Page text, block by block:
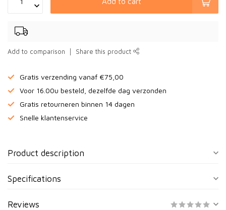
Add to comparison Share this product
Gratis verzending vanaf €75,00
Voor 16.00u besteld, dezelfde dag verzonden
Gratis retourneren binnen 14 dagen
Snelle klantenservice
Product description
Specifications
Reviews